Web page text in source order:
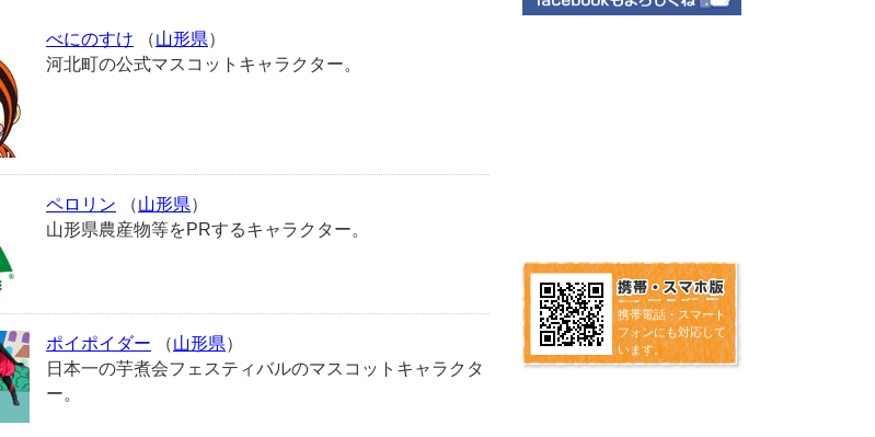
べにのすけ （山形県）
河北町の公式マスコットキャラクター。
ペロリン （山形県）
山形県農産物等をPRするキャラクター。
ポイポイダー （山形県）
日本一の芋煮会フェスティバルのマスコットキャラクタ
ー。
携帯電話・スマート
フォンにも対応して
います。